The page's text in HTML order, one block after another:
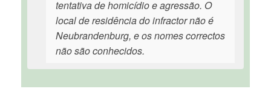
tentativa de homicídio e agressão. O
local de residência do infractor não é
Neubrandenburg, e os nomes correctos
não são conhecidos.